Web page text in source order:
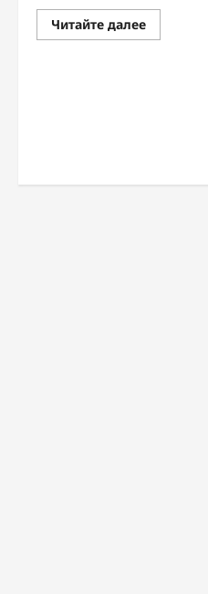
Читайте далееПрочитать
больше